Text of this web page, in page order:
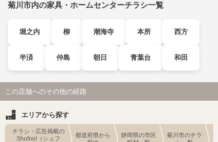
菊川市内の家具・ホームセンターチラシ一覧
堀之内 柳 潮海寺 本所 西方
半済 仲島 朝日 青葉台 和田
この店舗へのその他の経路
エリアから探す
チラシ・広告掲載の
Shufoo!（シュフ
都道府県から
静岡県の市区
菊川市のチラ